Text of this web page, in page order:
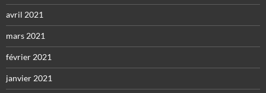
avril 2021
mars 2021
février 2021
janvier 2021